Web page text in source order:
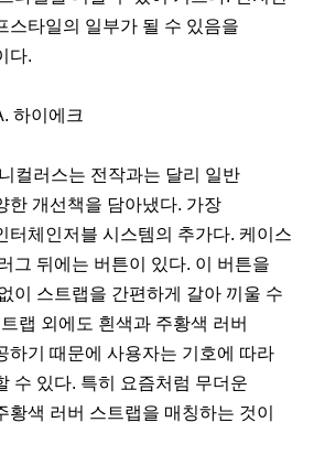
스타일의 일부가 될 수 있음을
다.
하이에크
컬러스는 전작과는 달리 일반
한 개선책을 담아냈다. 가장
터체인저블 시스템의 추가다. 케이스
그 뒤에는 버튼이 있다. 이 버튼을
이 스트랩을 간편하게 갈아 끼울 수
랩 외에도 흰색과 주황색 러버
하기 때문에 사용자는 기호에 따라
수 있다. 특히 요즘처럼 무더운
황색 러버 스트랩을 매칭하는 것이